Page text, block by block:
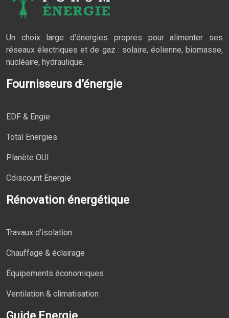
Un choix large d’énergies propres pour alimenter ses
réseaux électriques et de gaz : solaire, éolienne, biomasse,
nucléaire, hydraulique.
Fournisseurs d’énergie
EDF & Engie
Total Energies
Planète OUI
Cdiscount Energie
Rénovation énergétique
Travaux d’isolation
Chauffage & éclairage
Équipements économiques
Ventilation & climatisation